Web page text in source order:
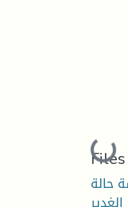
Files
حالة